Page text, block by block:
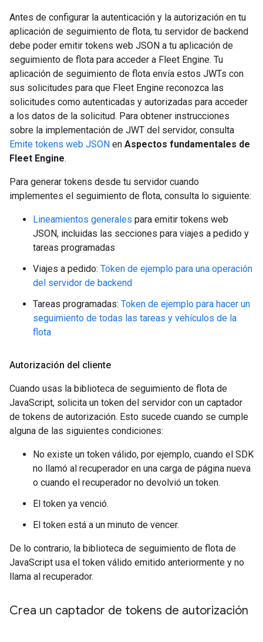
Antes de configurar la autenticación y la autorización en tu
aplicación de seguimiento de flota, tu servidor de backend
debe poder emitir tokens web JSON a tu aplicación de
seguimiento de flota para acceder a Fleet Engine. Tu
aplicación de seguimiento de flota envía estos JWTs con
sus solicitudes para que Fleet Engine reconozca las
solicitudes como autenticadas y autorizadas para acceder
a los datos de la solicitud. Para obtener instrucciones
sobre la implementación de JWT del servidor, consulta
Emite tokens web JSON en Aspectos fundamentales de
Fleet Engine.
Para generar tokens desde tu servidor cuando
implementes el seguimiento de flota, consulta lo siguiente:
Lineamientos generales para emitir tokens web
JSON, incluidas las secciones para viajes a pedido y
tareas programadas
Viajes a pedido: Token de ejemplo para una operación
del servidor de backend
Tareas programadas: Token de ejemplo para hacer un
seguimiento de todas las tareas y vehículos de la
flota
Autorización del cliente
Cuando usas la biblioteca de seguimiento de flota de
JavaScript, solicita un token del servidor con un captador
de tokens de autorización. Esto sucede cuando se cumple
alguna de las siguientes condiciones:
No existe un token válido, por ejemplo, cuando el SDK
no llamó al recuperador en una carga de página nueva
o cuando el recuperador no devolvió un token.
El token ya venció.
El token está a un minuto de vencer.
De lo contrario, la biblioteca de seguimiento de flota de
JavaScript usa el token válido emitido anteriormente y no
llama al recuperador.
Crea un captador de tokens de autorización